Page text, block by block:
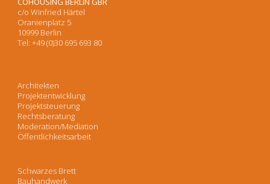
c/o Winfried Härtel
Oranienplatz 5
10999 Berlin
Tel: +49 (0)30 695 693 80
Architekten
Projektentwicklung
Projektsteuerung
Rechtsberatung
Moderation/Mediation
Öffentlichkeitsarbeit
Schwarzes Brett
Bauhandwerk